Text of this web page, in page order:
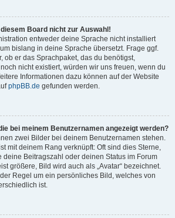
Board nicht zur Auswahl!
entweder deine Sprache nicht installiert
bislang in deine Sprache übersetzt. Frage ggf.
ob er das Sprachpaket, das du benötigst,
nicht existiert, würden wir uns freuen, wenn du
Informationen dazu können auf der Website
phpBB.de gefunden werden.
bei meinem Benutzernamen angezeigt werden?
zwei Bilder bei deinem Benutzernamen stehen.
mit deinem Rang verknüpft: Oft sind dies Sterne,
deine Beitragszahl oder deinen Status im Forum
größere, Bild wird auch als „Avatar“ bezeichnet.
Regel um ein persönliches Bild, welches von
ist.